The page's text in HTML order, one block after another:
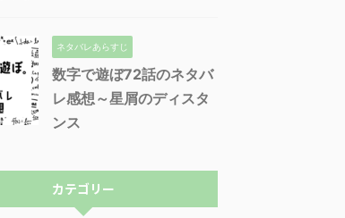
ネタバレあらすじ
数字で遊ぼ72話のネタバ
レ感想～星屑のディスタ
ンス
カテゴリー